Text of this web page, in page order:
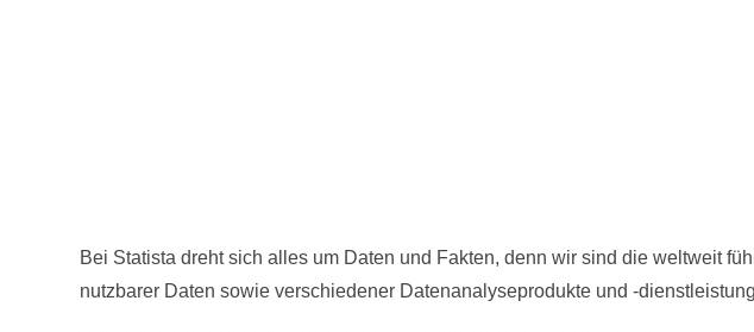
Bei Statista dreht sich alles um Daten und Fakten, denn wir sind die weltweit
nutzbarer Daten sowie verschiedener Datenanalyseprodukte und -